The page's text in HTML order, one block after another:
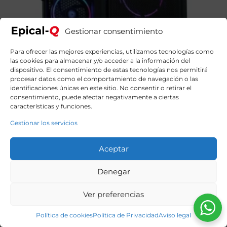
Gestionar consentimiento
Para ofrecer las mejores experiencias, utilizamos tecnologías como
las cookies para almacenar y/o acceder a la información del
dispositivo. El consentimiento de estas tecnologías nos permitirá
procesar datos como el comportamiento de navegación o las
identificaciones únicas en este sitio. No consentir o retirar el
consentimiento, puede afectar negativamente a ciertas
características y funciones.
Gestionar los servicios
Aceptar
Denegar
Ver preferencias
Política de cookiesPolítica de PrivacidadAviso legal
Epical-Q BlackTAG Intel Core i7 14700KF, 32GB DDR5,
2TB SSD, RTX 5070Ti + Windows 11 Home
era:
2939,00€.
precio
es:
2559,00€.